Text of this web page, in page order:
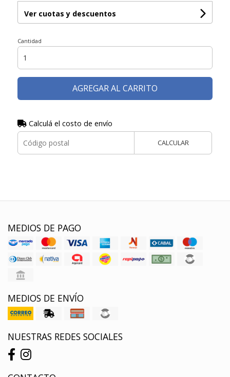
Ver cuotas y descuentos
Cantidad
AGREGAR AL CARRITO
Calculá el costo de envío
CALCULAR
MEDIOS DE PAGO
MEDIOS DE ENVÍO
NUESTRAS REDES SOCIALES